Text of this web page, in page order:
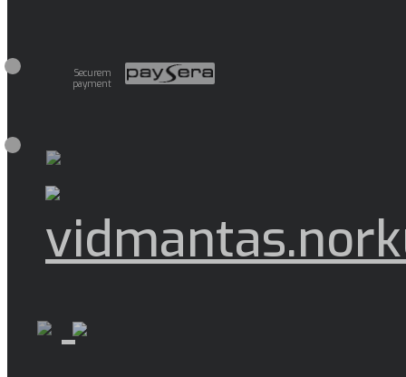
Securem
payment